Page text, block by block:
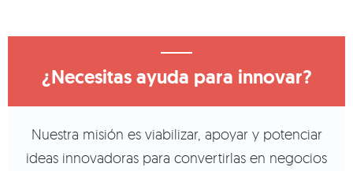
¿Necesitas ayuda para innovar?
Nuestra misión es viabilizar, apoyar y potenciar
ideas innovadoras para convertirlas en negocios